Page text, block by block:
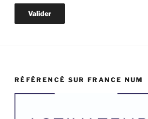
RÉFÉRENCÉ SUR FRANCE NUM